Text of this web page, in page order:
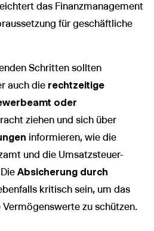
das Finanzmanagement
für geschäftliche
Schritten sollten
auch die rechtzeitige
oder
ziehen und sich über
informieren, wie die
und die Umsatzsteuer-
Absicherung durch
kritisch sein, um das
zu schützen.